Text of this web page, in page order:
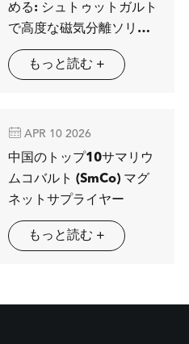
める: シュトゥットガルト
で高度な磁気分離ソリュ
ーションを展示するMAG
SPRINGもっと読む +
 APR 10 2026
中国のトップ10サマリウ
ムコバルト (SmCo) マグ
ネットサプライヤー
もっと読む +